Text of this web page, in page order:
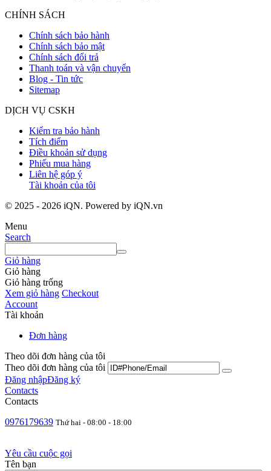
CHÍNH SÁCH
Chính sách bảo hành
Chính sách bảo mật
Chính sách đổi trả
Thanh toán và vận chuyển
Blog - Tin tức
Sitemap
DỊCH VỤ CSKH
Kiểm tra bảo hành
Tích điểm
Điều khoản sử dụng
Phiếu mua hàng
Liên hệ góp ý
Tài khoản của tôi
© 2025 - 2026 iQN. Powered by iQN.vn
Menu
Search
Giỏ hàng
Giỏ hàng
Giỏ hàng trống
Xem giỏ hàng Checkout
Account
Tài khoản
Đơn hàng
Theo dõi đơn hàng của tôi
Theo dõi đơn hàng của tôi
Đăng nhậpĐăng ký
Contacts
Contacts
0976179639 Thứ hai - 08:00 - 18:00
Yêu cầu cuộc gọi
Tên bạn